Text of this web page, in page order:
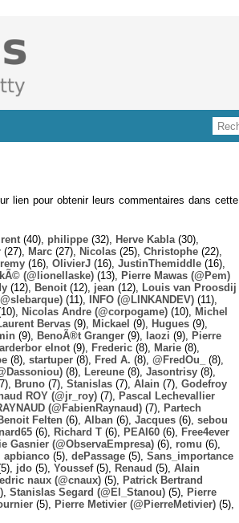
lien pour obtenir leurs commentaires dans cette
(40), philippe (32), Herve Kabla (30),
(27), Marc (27), Nicolas (25), Christophe (22),
(16), OlivierJ (16), JustinThemiddle (16),
(@lionellaske) (13),
Pierre Mawas (@Pem)
(12), Benoit (12), jean (12),
Louis van Proosdij
(11), INFO (@LINKANDEV) (11),
Nicolas Andre (@corpogame) (10),
Michel
Bervas (9), Mickael (9), Hugues (9),
(9), BenoÃ®t Granger (9), laozi (9),
Pierre
arderbor elnot (9), Frederic (8), Marie (8),
(8), startuper (8), Fred A. (8), @FredOu_
(8),
(8), Lereune (8), Jasontrisy (8),
Bruno (7), Stanislas (7), Alain (7), Godefroy
ROY (@jr_roy) (7),
Pascal Lechevallier
(@FabienRaynaud) (7),
Partech
Felten (6), Alban (6), Jacques (6), sebou
(6), Richard T (6), PEAI60 (6),
Free4ever
Gasnier (@ObservaEmpresa) (6), romu (6),
apbianco (5), dePassage (5), Sans_importance
jdo (5), Youssef(5), Renaud (5), Alain
naux (@cnaux) (5),
Patrick Bertrand
Stanislas Segard (@El_Stanou) (5),
Pierre
(5), Pierre Metivier (@PierreMetivier) (5),